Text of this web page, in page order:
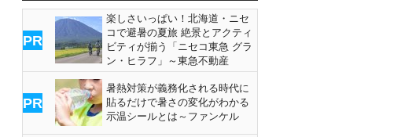
PR
楽しさいっぱい！北海道・ニセ
コで避暑の夏旅 絶景とアクティ
ビティが揃う「ニセコ東急 グラ
ン・ヒラフ」～東急不動産
PR
暑熱対策が義務化される時代に
貼るだけで暑さの変化がわかる
示温シールとは～ファンケル